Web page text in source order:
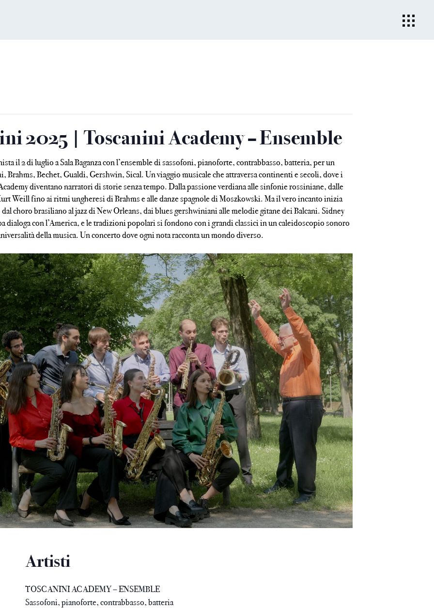
2025 | Toscanini Academy – Ensemble
il 2 di luglio a Sala Baganza con l’ensemble di sassofoni, pianoforte, contrabbasso, batteria, per un
Brahms, Bechet, Gualdi, Gershwin, Sical. Un viaggio musicale che attraversa continenti e secoli, dove i
diventano narratori di storie senza tempo. Dalla passione verdiana alle sinfonie rossiniane, dalle
Weill fino ai ritmi ungheresi di Brahms e alle danze spagnole di Moszkowski. Ma il vero incanto inizia
choro brasiliano al jazz di New Orleans, dai blues gershwiniani alle melodie gitane dei Balcani. Sidney
dialoga con l’America, e le tradizioni popolari si fondono con i grandi classici in un caleidoscopio sonoro
della musica. Un concerto dove ogni nota racconta un mondo diverso.
Artisti
TOSCANINI ACADEMY – ENSEMBLE
Sassofoni, pianoforte, contrabbasso, batteria